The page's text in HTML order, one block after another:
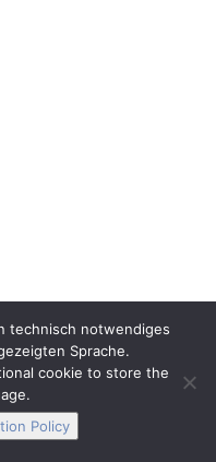
technisch notwendiges
Sprache.
cookie to store the
Policy